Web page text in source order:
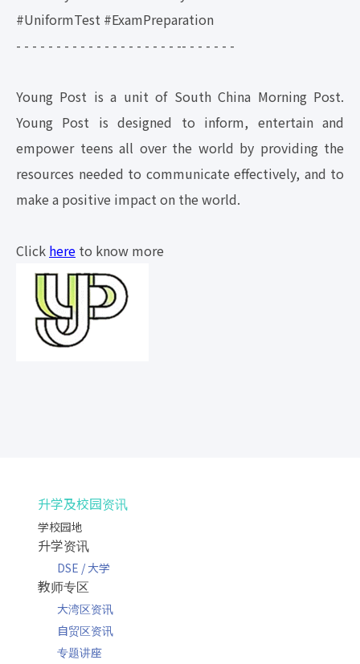
#UniformTest #ExamPreparation
- - - - - - - - - - - - - - - - - - - - -- - - - - - -
Young Post is a unit of South China Morning Post.
Young Post is designed to inform, entertain and
empower teens all over the world by providing the
resources needed to communicate effectively, and to
make a positive impact on the world.
Click here to know more
升学及校园资讯
学校园地
升学资讯
DSE / 大学
教师专区
大湾区资讯
自贸区资讯
专题讲座